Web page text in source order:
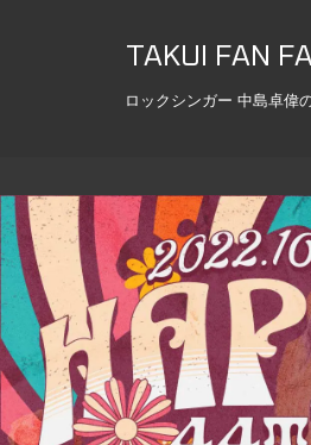
TAKUI FAN
ロックシンガー 中島卓偉